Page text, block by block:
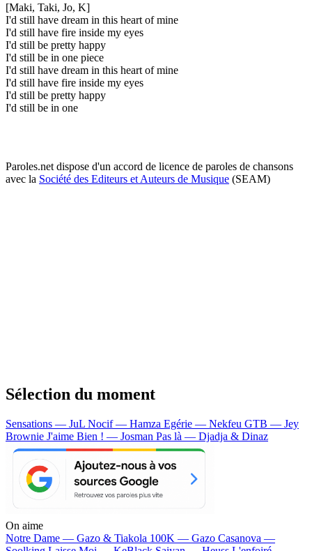
[Maki, Taki, Jo, K]
I'd still have dream in this heart of mine
I'd still have fire inside my eyes
I'd still be pretty happy
I'd still be in one piece
I'd still have dream in this heart of mine
I'd still have fire inside my eyes
I'd still be pretty happy
I'd still be in one
Paroles.net dispose d'un accord de licence de paroles de chansons
avec la Société des Editeurs et Auteurs de Musique (SEAM)
Sélection du moment
Sensations — JuL Nocif — Hamza Egérie — Nekfeu GTB — Jey
Brownie J'aime Bien ! — Josman Pas là — Djadja & Dinaz
On aime
Notre Dame — Gazo & Tiakola 100K — Gazo Casanova —